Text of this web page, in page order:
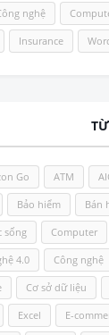
nghệ
Insurance
ATM
Go
Bán
Bảo hiểm
Computer
sống
Công nghệ
4.0
Cơ sở dữ liệu
E-
Excel